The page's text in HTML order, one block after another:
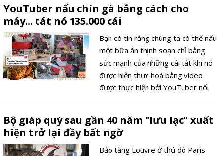
YouTuber nấu chín gà bằng cách cho
máy... tát nó 135.000 cái
Bạn có tin rằng chúng ta có thể nấu
một bữa ăn thịnh soạn chỉ bằng
sức mạnh của những cái tát khi nó
được hiện thực hoá bằng video
được thực hiện bởi YouTuber nổi
Bộ giáp quý sau gần 40 năm "lưu lạc" xuất
hiện trở lại đầy bất ngờ
Bảo tàng Louvre ở thủ đô Paris